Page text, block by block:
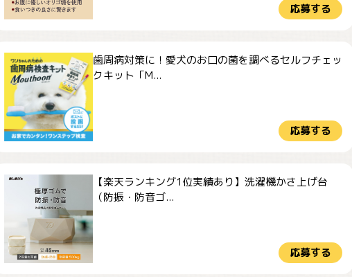
応募する
歯周病対策に！愛犬のお口の菌を調べるセルフチェッ
クキット「M...
応募する
【楽天ランキング1位実績あり】洗濯機かさ上げ台
（防振・防音ゴ...
応募する